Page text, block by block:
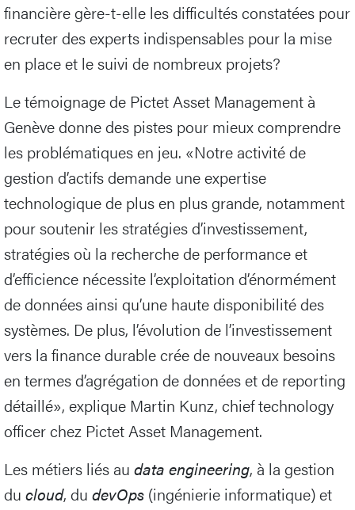
financière gère-t-elle les difficultés constatées pour
recruter des experts indispensables pour la mise
en place et le suivi de nombreux projets?
Le témoignage de Pictet Asset Management à
Genève donne des pistes pour mieux comprendre
les problématiques en jeu. «Notre activité de
gestion d’actifs demande une expertise
technologique de plus en plus grande, notamment
pour soutenir les stratégies d’investissement,
stratégies où la recherche de performance et
d’efficience nécessite l’exploitation d’énormément
de données ainsi qu’une haute disponibilité des
systèmes. De plus, l’évolution de l’investissement
vers la finance durable crée de nouveaux besoins
en termes d’agrégation de données et de reporting
détaillé», explique Martin Kunz, chief technology
officer chez Pictet Asset Management.
Les métiers liés au data engineering, à la gestion
du cloud, du devOps (ingénierie informatique) et